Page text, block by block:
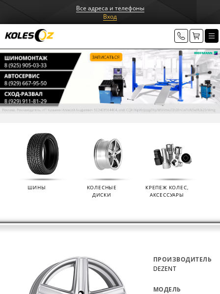
Все адреса и телефоны
Вход
ШИНЫ
КОЛЕСНЫЕ
ДИСКИ
КРЕПЕЖ КОЛЕС,
АКСЕССУАРЫ
ПРОИЗВОДИТЕЛЬ
DEZENT
МОДЕЛЬ